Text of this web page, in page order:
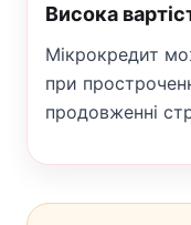
Висока
Мікрокредит
при
продовженні